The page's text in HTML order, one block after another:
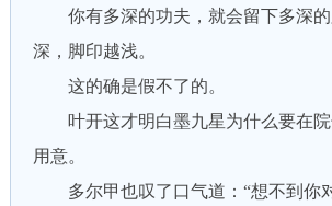
你有多深的功夫，就会留下多深的
深，脚印越浅。
这的确是假不了的。
叶开这才明白墨九星为什么要在院
用意。
多尔甲也叹了口气道：“想不到你对